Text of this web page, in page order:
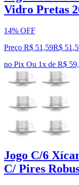
Vidro Pretas
14% OFF
Preço R$ 51,59R$ 51 ,
no Pix Ou 1x de R$
Jogo C/6
C/ Pires